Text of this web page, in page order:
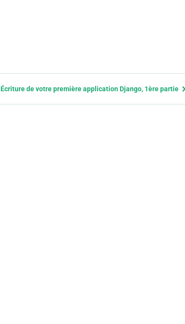
Écriture de votre première application Django, 1ère partie